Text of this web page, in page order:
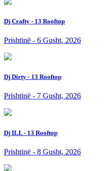
Dj Crafty - 13 Rooftop
Prishtinë - 6 Gusht, 2026
Dj Dirty - 13 Rooftop
Prishtinë - 7 Gusht, 2026
Dj ILL - 13 Rooftop
Prishtinë - 8 Gusht, 2026